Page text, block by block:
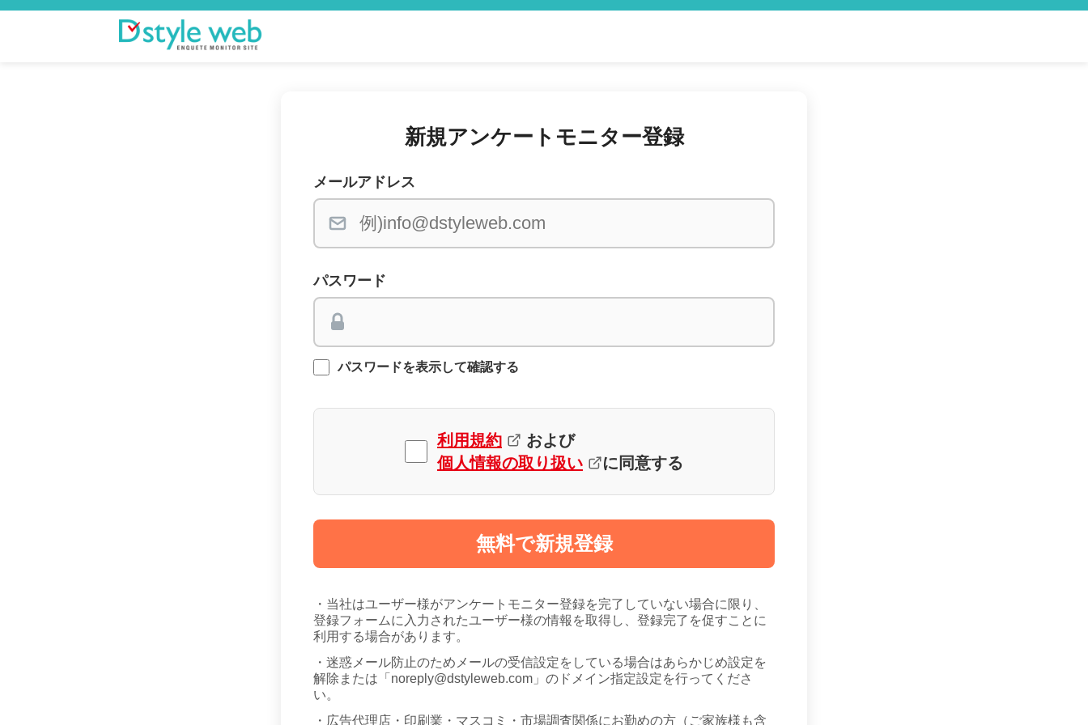
新規アンケートモニター登録
メールアドレス
パスワード
パスワードを表示して確認する
利用規約
および
個人情報の取り扱い
に同意する
無料で新規登録
・当社はユーザー様がアンケートモニター登録を完了していない場合に限り、
登録フォームに入力されたユーザー様の情報を取得し、登録完了を促すことに
利用する場合があります。
・迷惑メール防止のためメールの受信設定をしている場合はあらかじめ設定を
解除または「noreply@dstyleweb.com」のドメイン指定設定を行ってくださ
い。
・広告代理店・印刷業・マスコミ・市場調査関係にお勤めの方（ご家族様も含